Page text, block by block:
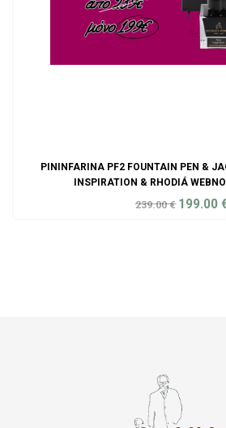
PININFARINA PF2 FOUNTAIN PEN &
INSPIRATION & RHODIÁ
239.00€ 199.00